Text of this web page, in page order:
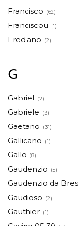
Francisco (62)
Franciscou (1)
Frediano (2)
G
Gabriel (2)
Gabriele (3)
Gaetano (31)
Gallicano (1)
Gallo (8)
Gaudenzio (5)
Gaudenzio da
Gaudioso (2)
Gauthier (1)